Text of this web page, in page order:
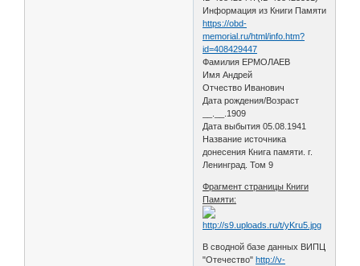
Информация из Книги Памяти
https://obd-
memorial.ru/html/info.htm?
id=408429447
Фамилия ЕРМОЛАЕВ
Имя Андрей
Отчество Иванович
Дата рождения/Возраст
__.__.1909
Дата выбытия 05.08.1941
Название источника
донесения Книга памяти. г.
Ленинград. Том 9
Фрагмент страницы Книги
Памяти:
В сводной базе данных ВИПЦ
"Отечество"http://v-